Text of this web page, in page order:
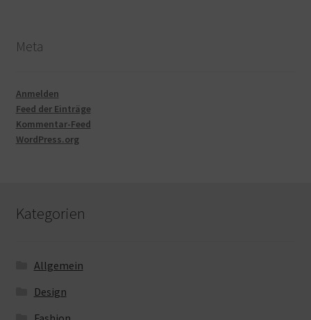
Meta
Anmelden
Feed der Einträge
Kommentar-Feed
WordPress.org
Kategorien
Allgemein
Design